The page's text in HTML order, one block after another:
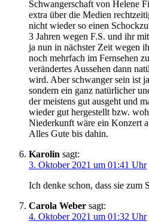
Schwangerschaft von Helene
extra über die Medien
nicht wieder so einen
3 Jahren wegen F.S. und ihr
ja nun in nächster Zeit wegen
noch mehrfach im Fernsehen
verändertes Aussehen dann
wird. Aber schwanger sein ist
sondern ein ganz natürlicher
der meistens gut ausgeht und
wieder gut hergestellt bzw.
Niederkunft wäre ein Konzert
Alles Gute bis dahin.
Karolin sagt:
3. Oktober 2021 um 01:41 Uhr
Ich denke schon, dass sie zum
Carola Weber sagt:
4. Oktober 2021 um 01:32 Uhr